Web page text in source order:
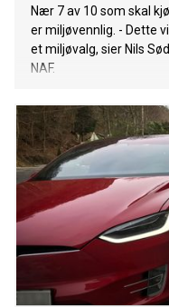
Nær 7 av 10 som skal
er miljøvennlig. - Dette
et miljøvalg, sier Nils
NAF.